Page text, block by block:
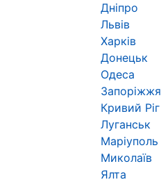
Дніпро
Львів
Харків
Донецьк
Одеса
Запоріжжя
Кривий Ріг
Луганськ
Маріуполь
Миколаїв
Ялта